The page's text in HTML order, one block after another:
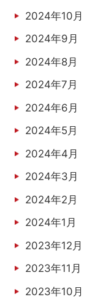
2024年10月
2024年9月
2024年8月
2024年7月
2024年6月
2024年5月
2024年4月
2024年3月
2024年2月
2024年1月
2023年12月
2023年11月
2023年10月